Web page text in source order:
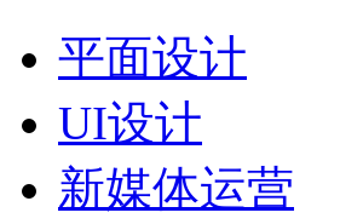
平面设计
UI设计
新媒体运营